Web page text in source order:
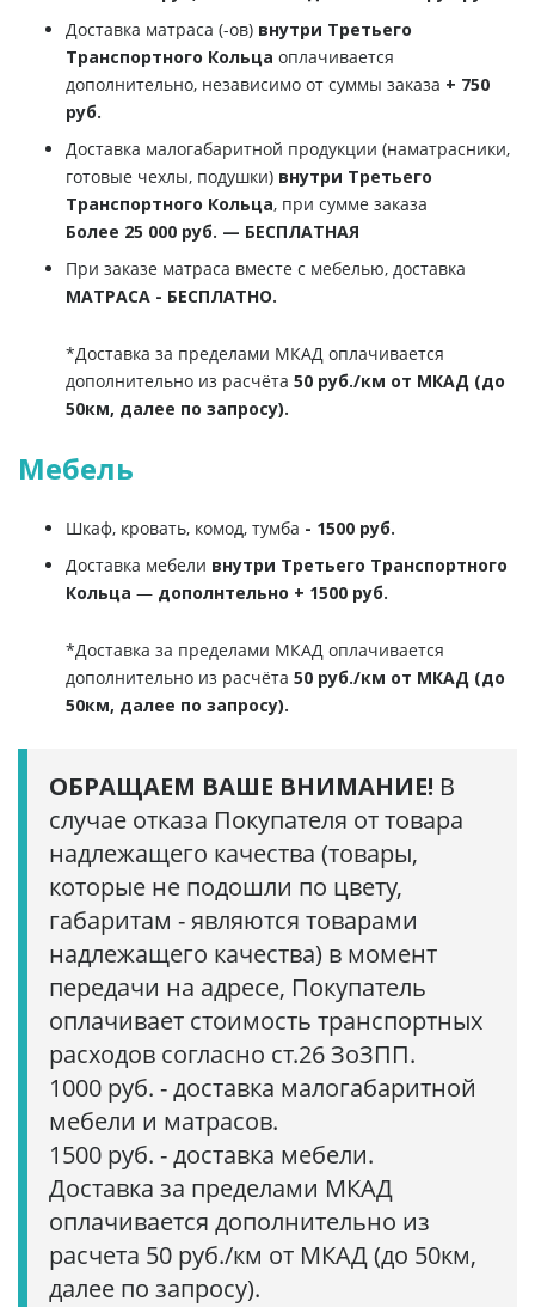
Доставка матраса (-ов) внутри Третьего
Транспортного Кольца оплачивается
дополнительно, независимо от суммы заказа + 750
руб.
Доставка малогабаритной продукции (наматрасники,
готовые чехлы, подушки) внутри Третьего
Транспортного Кольца, при сумме заказа
Более 25 000 руб. — БЕСПЛАТНАЯ
При заказе матраса вместе с мебелью, доставка
МАТРАСА - БЕСПЛАТНО.
*Доставка за пределами МКАД оплачивается
дополнительно из расчёта 50 руб./км от МКАД (до
50км, далее по запросу).
Мебель
Шкаф, кровать, комод, тумба - 1500 руб.
Доставка мебели внутри Третьего Транспортного
Кольца — дополнтельно + 1500 руб.
*Доставка за пределами МКАД оплачивается
дополнительно из расчёта 50 руб./км от МКАД (до
50км, далее по запросу).
ОБРАЩАЕМ ВАШЕ ВНИМАНИЕ! В
случае отказа Покупателя от товара
надлежащего качества (товары,
которые не подошли по цвету,
габаритам - являются товарами
надлежащего качества) в момент
передачи на адресе, Покупатель
оплачивает стоимость транспортных
расходов согласно ст.26 ЗоЗПП.
1000 руб. - доставка малогабаритной
мебели и матрасов.
1500 руб. - доставка мебели.
Доставка за пределами МКАД
оплачивается дополнительно из
расчета 50 руб./км от МКАД (до 50км,
далее по запросу).